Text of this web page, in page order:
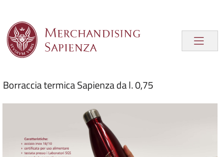
Borraccia termica Sapienza da l. 0,75